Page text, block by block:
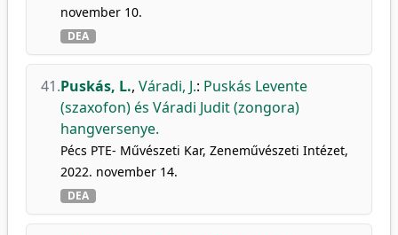
november 10.
DEA
41.Puskás, L., Váradi, J.: Puskás Levente
(szaxofon) és Váradi Judit (zongora)
hangversenye.
Pécs PTE- Művészeti Kar, Zeneművészeti Intézet,
2022. november 14.
DEA